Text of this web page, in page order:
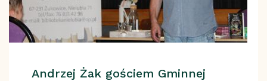
Andrzej Żak gościem Gminnej